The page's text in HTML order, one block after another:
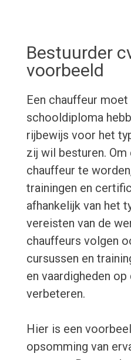
Bestuurder
voorbeeld
Een chauffeur
schooldiploma
rijbewijs voor het
zij wil besturen.
chauffeur te
trainingen en
afhankelijk van het
vereisten van de
chauffeurs volgen
cursussen en
en vaardigheden
verbeteren.
Hier is een
opsomming van